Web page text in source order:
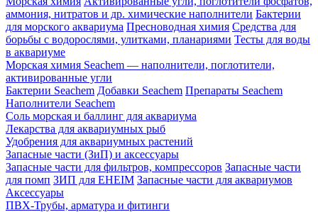
аммония, нитратов и др. химические наполнители Бактерии
для морского аквариума Пресноводная химия Средства для
борьбы с водорослями, улитками, планариями Тесты для воды
в аквариуме
Морская химия Seachem — наполнители, поглотители,
активированные угли
Бактерии Seachem Добавки Seachem Препараты Seachem
Наполнители Seachem
Соль морская и баллинг для аквариума
Лекарства для аквариумных рыб
Удобрения для аквариумных растений
Запасные части (ЗиП) и аксессуары
Запасные части для фильтров, компрессоров Запасные части
для помп ЗИП для EHEIM Запасные части для аквариумов
Аксессуары
ПВХ-Трубы, арматура и фитинги